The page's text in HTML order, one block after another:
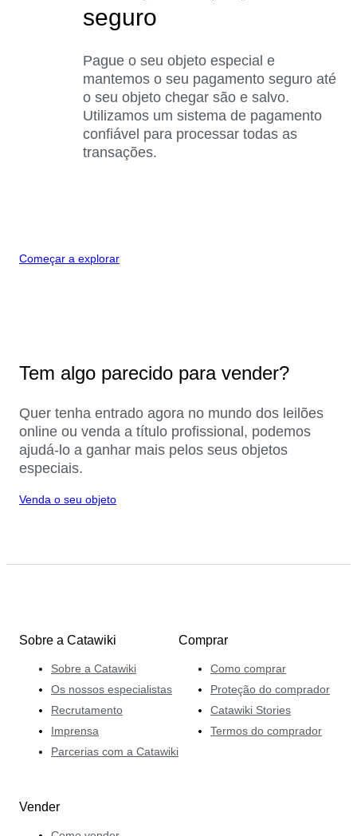
seguro
Pague o seu objeto especial e
mantemos o seu pagamento seguro até
o seu objeto chegar são e salvo.
Utilizamos um sistema de pagamento
confiável para processar todas as
transações.
Começar a explorar
Tem algo parecido para vender?
Quer tenha entrado agora no mundo dos leilões
online ou venda a título profissional, podemos
ajudá-lo a ganhar mais pelos seus objetos
especiais.
Venda o seu objeto
Sobre a Catawiki
Sobre a Catawiki
Os nossos especialistas
Recrutamento
Imprensa
Parcerias com a Catawiki
Comprar
Como comprar
Proteção do comprador
Catawiki Stories
Termos do comprador
Vender